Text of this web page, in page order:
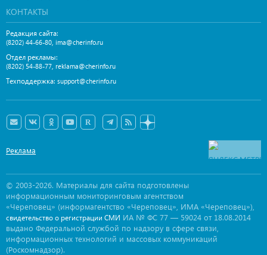
КОНТАКТЫ
Редакция сайта:
(8202) 44-66-80 ima@cherinfo.ru
Отдел рекламы:
(8202) 54-88-77 reklama@cherinfo.ru
Техподдержка: support@cherinfo.ru
Реклама
© 2003-2026. Материалы для сайта подготовлены
информационным мониторинговым агентством
«Череповец» (информагентство «Череповец», ИМА «Череповец»),
свидетельство о регистрации СМИ ИА № ФС 77 — 59024 от 18.08.2014
выдано Федеральной службой по надзору в сфере связи,
информационных технологий и массовых коммуникаций
(Роскомнадзор).